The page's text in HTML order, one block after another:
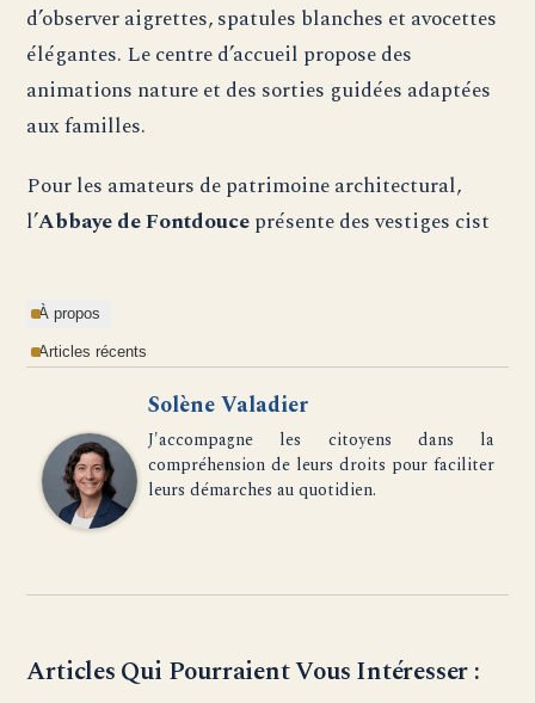
d’observer aigrettes, spatules blanches et avocettes
élégantes. Le centre d’accueil propose des
animations nature et des sorties guidées adaptées
aux familles.
Pour les amateurs de patrimoine architectural,
l’Abbaye de Fontdouceprésente des vestiges cist
À propos
Articles récents
Solène Valadier
J'accompagne les citoyens dans la
compréhension de leurs droits pour faciliter
leurs démarches au quotidien.
Articles Qui Pourraient Vous Intéresser :